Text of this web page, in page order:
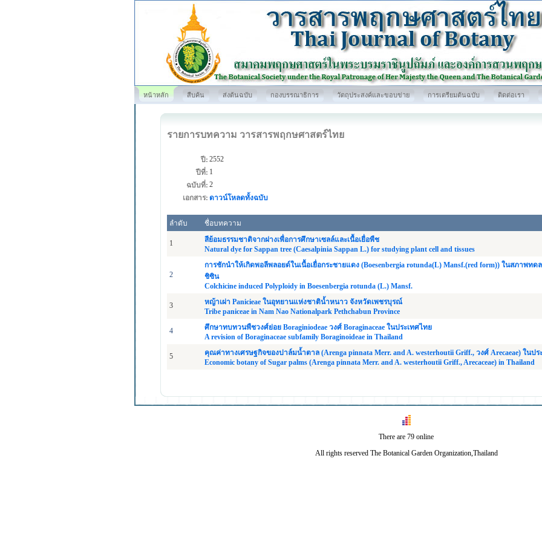
หน้าหลัก สืบค้น ส่งต้นฉบับ กองบรรณาธิการ วัตถุประสงค์และขอบข่าย การเตรียมต้นฉบับ ติดต่อเรา
รายการบทความ วารสารพฤกษศาสตร์ไทย
ปี: 2552
ปีที่: 1
ฉบับที่: 2
เอกสาร: ดาวน์โหลดทั้งฉบับ
ลำดับ ชื่อบทความ
1
สีย้อมธรรมชาติจากฝางเพื่อการศึกษาเซลล์และเนื้อเยื่อพืช
Natural dye for Sappan tree (Caesalpinia Sappan L.) for studying plant cell and tissues
2
การชักนำให้เกิดพอลีพลอยด์ในเนื้อเยื่อกระชายแดง (Boesenbergia rotunda(L) Mansf.(red form)) ในสภาพทด
ชิซิน
Colchicine induced Polyploidy in Boesenbergia rotunda (L.) Mansf.
3
หญ้าเผ่า Panicieae ในอุทยานแห่งชาติน้ำหนาว จังหวัดเพชรบุรณ์
Tribe paniceae in Nam Nao Nationalpark Pethchabun Province
4
ศึกษาทบทวนพืชวงศ์ย่อย Boraginiodeae วงศ์ Boraginaceae ในประเทศไทย
A revision of Boraginaceae subfamily Boraginoideae in Thailand
5
คุณค่าทางเศรษฐกิจของปาล์มน้ำตาล (Arenga pinnata Merr. and A. westerhoutii Griff., วงศ์ Arecaeae) ในปร
Economic botany of Sugar palms (Arenga pinnata Merr. and A. westerhoutii Griff., Arecaceae) in Thailand
There are 79 online
All rights reserved The Botanical Garden Organization,Thailand